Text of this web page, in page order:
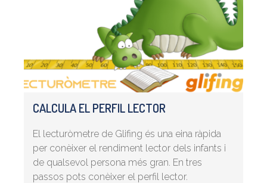
CALCULA EL PERFIL LECTOR
El lecturòmetre de Glifing és una eina ràpida
per conèixer el rendiment lector dels infants i
de qualsevol persona més gran. En tres
passos pots conèixer el perfil lector.